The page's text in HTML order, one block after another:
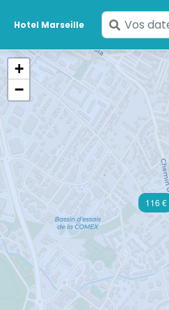
Hotel Marseille
Saisissez
vos
dates
116 €
+
−